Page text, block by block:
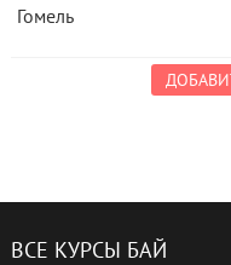
Гомель
ВСЕ КУРСЫ БАЙ